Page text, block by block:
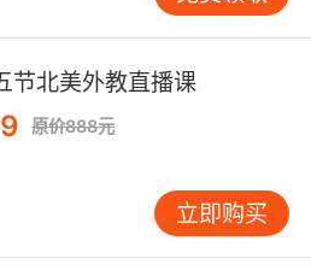
是通过大量阅读和模仿来
读一小段英文故事，然后
自己的经历。 听说训练：
天设定15分钟的“英语时
简单的英语交流。可以从最
“What do you want for
错误，重点是敢于开口。
心理建设比知识传授更重
压，而是鼓励。 设定小目
节北美外教直播课
9 原价888元
立即购买